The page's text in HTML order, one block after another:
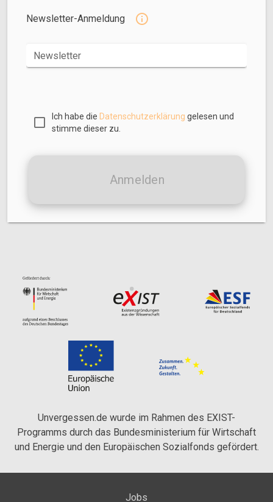
Newsletter-Anmeldung
Newsletter
Ich habe die Datenschutzerklärung gelesen und
stimme dieser zu.
Anmelden
Unvergessen.de wurde im Rahmen des EXIST-
Programms durch das Bundesministerium für Wirtschaft
und Energie und den Europäischen Sozialfonds gefördert.
Jobs